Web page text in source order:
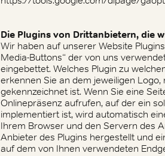
Die Plugins von Drittanbietern, die
Wir haben auf unserer Website
Media-Buttons“ der von uns
eingebettet. Welches Plugin zu
erkennen Sie an dem jeweiligen Logo,
gekennzeichnet ist. Wenn Sie eine
Onlinepräsenz aufrufen, auf der ein
implementiert ist, wird automatisch
Ihrem Browser und den Servern des
Anbieter des Plugins hergestellt und
auf dem von Ihnen verwendeten